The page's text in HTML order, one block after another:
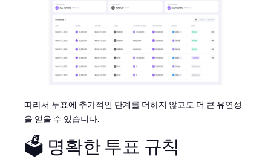
따라서 투표에 추가적인 단계를 더하지 않고도 더 큰 유연성
을 얻을 수 있습니다.
🗳️ 명확한 투표 규칙